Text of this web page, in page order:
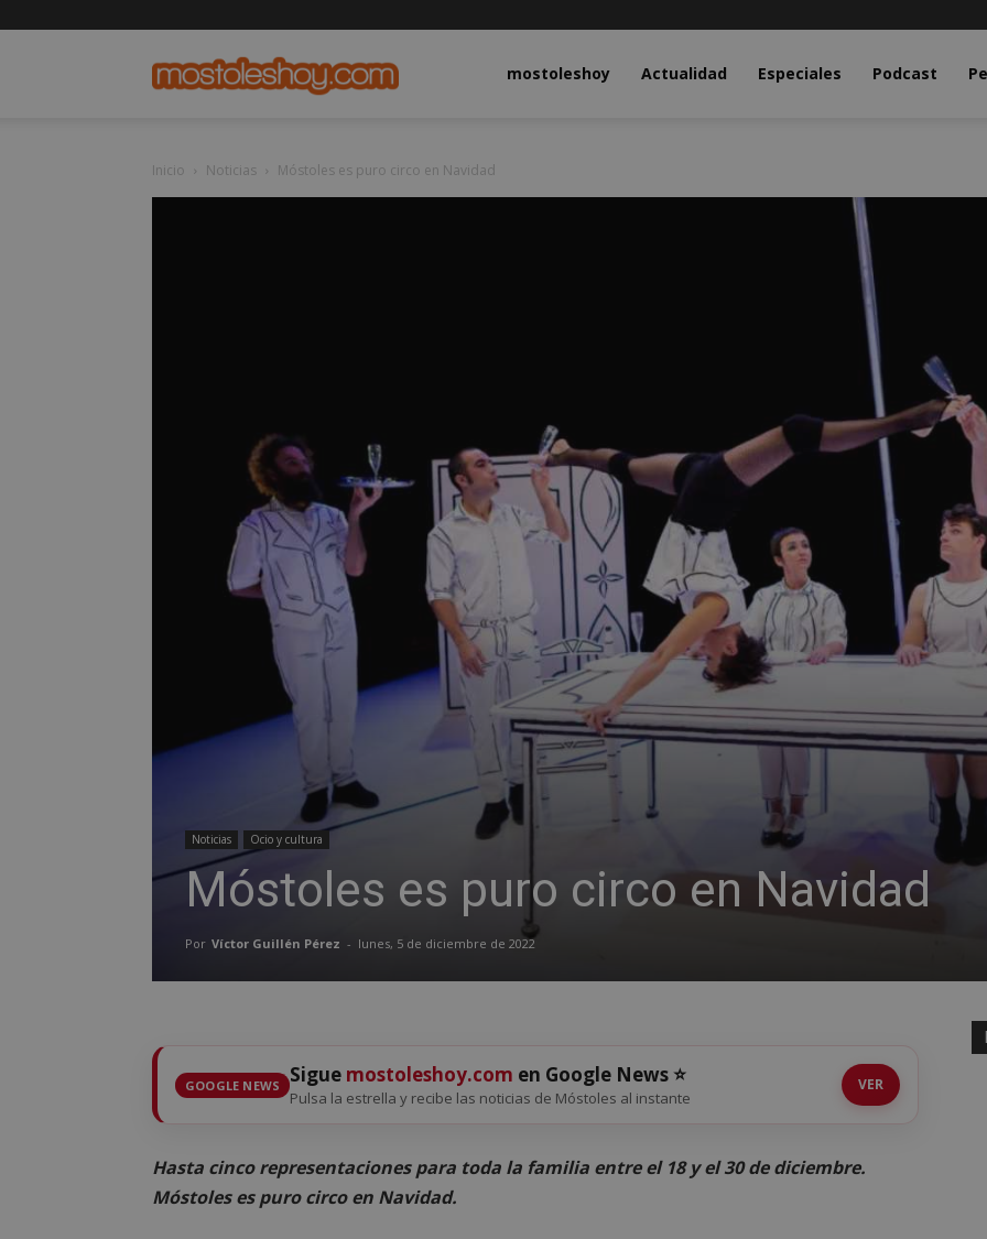
mostoleshoy.commostoleshoy Actualidad Especiales Podcast
Inicio Noticias Móstoles es puro circo en Navidad
Noticias Ocio y cultura
Móstoles es puro circo en Navidad
Por Víctor Guillén Pérez - lunes, 5 de diciembre de 2022
GOOGLE NEWS Sigue mostoleshoy.com en Google News ⭐
Pulsa la estrella y recibe las noticias de Móstoles al instante
VER
Hasta cinco representaciones para toda la familia entre el 18 y el 30 de diciembre.
Móstoles es puro circo en Navidad.